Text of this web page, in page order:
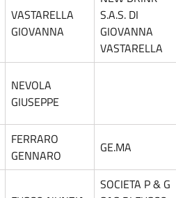
VASTARELLA
GIOVANNA
S.A.S. DI
GIOVANNA
VASTARELLA
NEVOLA
GIUSEPPE
FERRARO
GENNARO
GE.MA
SOCIETA P & G